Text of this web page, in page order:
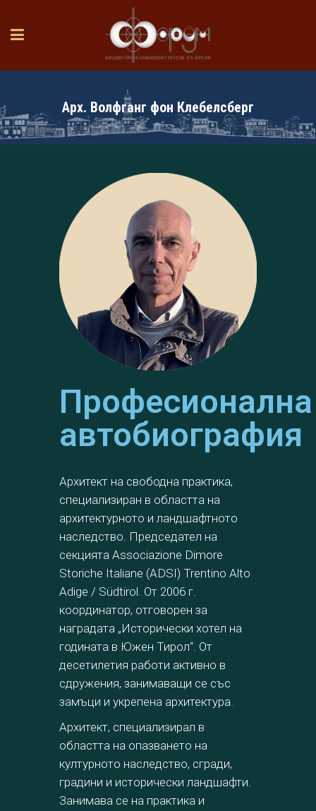
Арх. Волфганг фон Клебелсберг
Професионална
автобиография
Архитект на свободна практика,
специализиран в областта на
архитектурното и ландшафтното
наследство. Председател на
секцията Associazione Dimore
Storiche Italiane (ADSI) Trentino Alto
Adige / Südtirol. От 2006 г.
координатор, отговорен за
наградата „Исторически хотел на
годината в Южен Тирол“. От
десетилетия работи активно в
сдружения, занимаващи се със
замъци и укрепена архитектура.
Архитект, специализирал в
областта на опазването на
културното наследство, сгради,
градини и исторически ландшафти.
Занимава се на практика и